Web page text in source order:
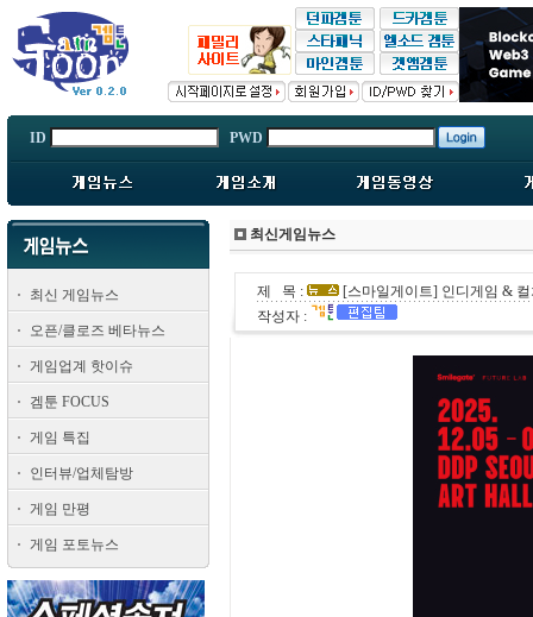
ID PWD
최신 게임뉴스
오픈/클로즈 베타뉴스
게임업계 핫이슈
겜툰 FOCUS
게임 특집
인터뷰/업체탐방
게임 만평
게임 포토뉴스
최신게임뉴스
제 목 :
[스마일게이트] 인디게임 & 컬
작성자 :